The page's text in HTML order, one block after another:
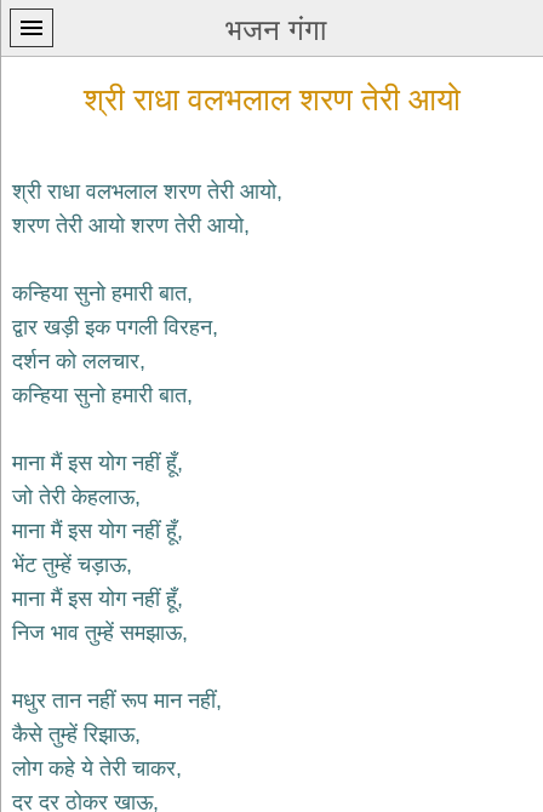
भजन गंगा
प्रथम
home
कृष्ण
भजन
krishna
bhajans
भजन
bhajans
हनुमान
भजन
hanuman
bhajans
साईं
bhajans
जैन
भजन
jain
श्री राधा वलभलाल शरण तेरी आयो
श्री राधा वलभलाल शरण तेरी आयो,
शरण तेरी आयो शरण तेरी आयो,
कन्हिया सुनो हमारी बात,
द्वार खड़ी इक पगली विरहन,
दर्शन को ललचार,
कन्हिया सुनो हमारी बात,
माना मैं इस योग नहीं हूँ,
जो तेरी केहलाऊ,
माना मैं इस योग नहीं हूँ,
भेंट तुम्हें चड़ाऊ,
माना मैं इस योग नहीं हूँ,
निज भाव तुम्हें समझाऊ,
मधुर तान नहीं रूप मान नहीं,
कैसे तुम्हें रिझाऊ,
लोग कहे ये तेरी चाकर,
दर दर ठोकर खाऊ,